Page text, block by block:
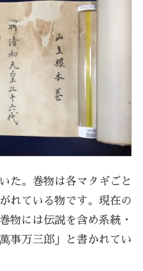
た。巻物は各マタギごと
れている物です。現在の
物には伝説を含め系統・
事万三郎」と書かれてい